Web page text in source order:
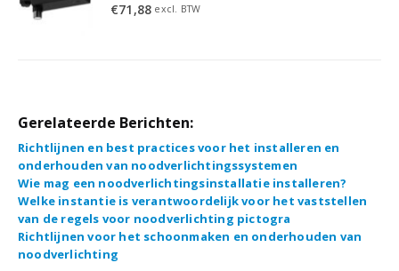
€71,88 excl. BTW
Gerelateerde Berichten:
Richtlijnen en best practices voor het installeren en
onderhouden van noodverlichtingssystemen
Wie mag een noodverlichtingsinstallatie installeren?
Welke instantie is verantwoordelijk voor het vaststellen
van de regels voor noodverlichting pictogra
Richtlijnen voor het schoonmaken en onderhouden van
noodverlichting